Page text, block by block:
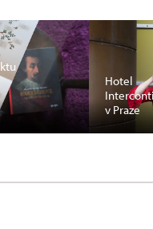
Hotel
v Praze